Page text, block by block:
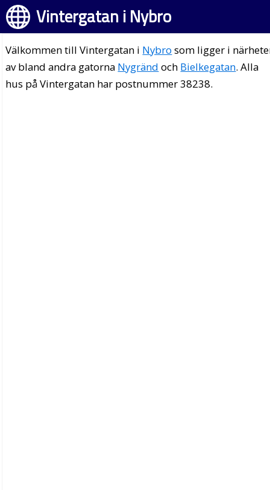
Vintergatan i Nybro
Välkommen till Vintergatan i Nybro som ligger i
av bland andra gatorna Nygränd och Bielkegatan. Alla
hus på Vintergatan har postnummer 38238.